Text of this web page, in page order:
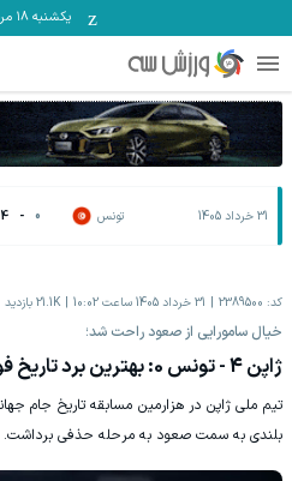
یکشنبه ۱۸ مرداد
31 خرداد 1405 تونس 0
-
4
کد: 2389500 31 خرداد 1405 ساعت 10:02 21.1K بازدید
خیال سامورایی از صعود راحت شد؛
ژاپن 4 - تونس 0: بهترین برد تاریخ فوتبال آسیا!
بلندی به سمت صعود به مرحله حذفی برداشت.